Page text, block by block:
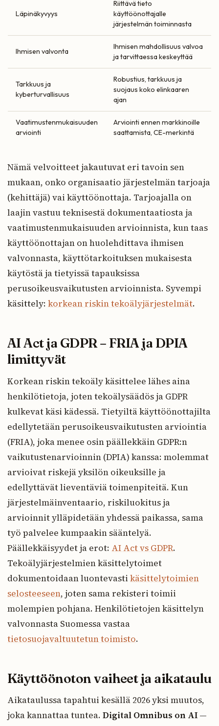
Läpinäkyvyys
Riittävä tieto
käyttöönottajalle
järjestelmän toiminnasta
Ihmisen valvonta
Ihmisen mahdollisuus valvoa
ja tarvittaessa keskeyttää
Tarkkuus ja
kyberturvallisuus
Robustius, tarkkuus ja
suojaus koko elinkaaren
ajan
Vaatimustenmukaisuuden
arviointi
Arviointi ennen markkinoille
saattamista, CE-merkintä
Nämä velvoitteet jakautuvat eri tavoin sen
mukaan, onko organisaatio järjestelmän tarjoaja
(kehittäjä) vai käyttöönottaja. Tarjoajalla on
laajin vastuu teknisestä dokumentaatiosta ja
vaatimustenmukaisuuden arvioinnista, kun taas
käyttöönottajan on huolehdittava ihmisen
valvonnasta, käyttötarkoituksen mukaisesta
käytöstä ja tietyissä tapauksissa
perusoikeusvaikutusten arvioinnista. Syvempi
käsittely: korkean riskin tekoälyjärjestelmät.
AI Act ja GDPR – FRIA ja DPIA
limittyvät
Korkean riskin tekoäly käsittelee lähes aina
henkilötietoja, joten tekoälysäädös ja GDPR
kulkevat käsi kädessä. Tietyiltä käyttöönottajilta
edellytetään perusoikeusvaikutusten arviointia
(FRIA), joka menee osin päällekkäin GDPR:n
vaikutustenarvioinnin (DPIA) kanssa: molemmat
arvioivat riskejä yksilön oikeuksille ja
edellyttävät lieventäviä toimenpiteitä. Kun
järjestelmäinventaario, riskiluokitus ja
arvioinnit ylläpidetään yhdessä paikassa, sama
työ palvelee kumpaakin sääntelyä.
Päällekkäisyydet ja erot: AI Act vs GDPR.
Tekoälyjärjestelmien käsittelytoimet
dokumentoidaan luontevastikäsittelytoimien
selosteeseen, joten sama rekisteri toimii
molempien pohjana. Henkilötietojen käsittelyn
valvonnasta Suomessa vastaa
tietosuojavaltuutetun toimisto.
Käyttöönoton vaiheet ja aikataulu
Aikataulussa tapahtui kesällä 2026 yksi muutos,
joka kannattaa tuntea. Digital Omnibus on AI —